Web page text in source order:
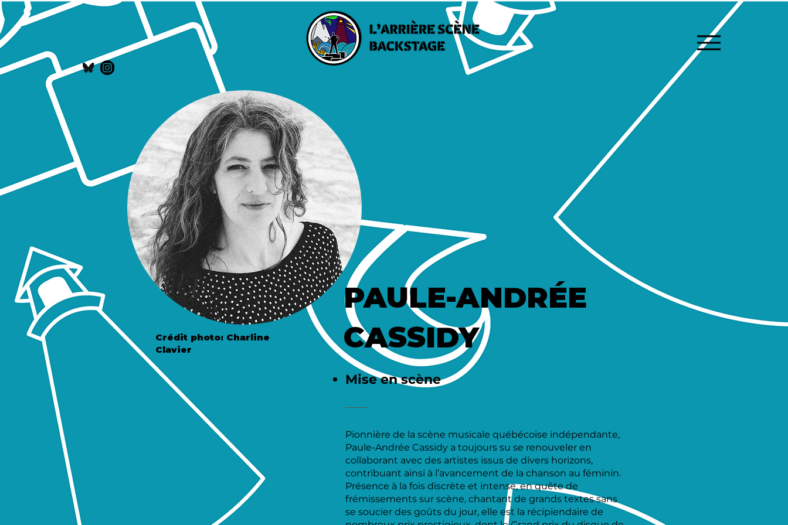
PAULE-ANDRÉE
CASSIDY
Mise en scène
Pionnière de la scène musicale québécoise indépendante,
Paule-Andrée Cassidy a toujours su se renouveler en
collaborant avec des artistes issus de divers horizons,
contribuant ainsi à l’avancement de la chanson au féminin.
Présence à la fois discrète et intense, en quête de
frémissements sur scène, chantant de grands textes sans
se soucier des goûts du jour, elle est la récipiendaire de
Crédit photo: Charline
Clavier